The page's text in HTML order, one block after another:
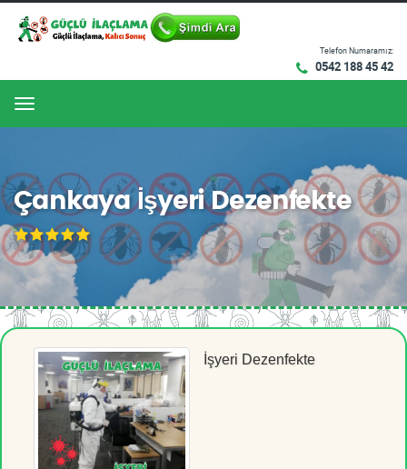
Telefon Numaramız:
0542 188 45 42
Menu
Çankaya İşyeri Dezenfekte
İşyeri Dezenfekte